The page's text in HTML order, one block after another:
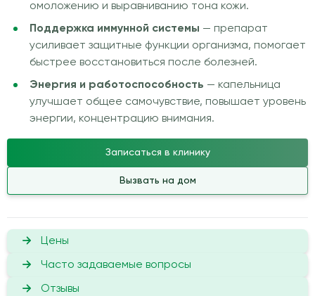
омоложению и выравниванию тона кожи.
Поддержка иммунной системы — препарат
усиливает защитные функции организма, помогает
быстрее восстановиться после болезней.
Энергия и работоспособность — капельница
улучшает общее самочувствие, повышает уровень
энергии, концентрацию внимания.
Записаться в клинику
Вызвать на дом
Цены
Часто задаваемые вопросы
Отзывы